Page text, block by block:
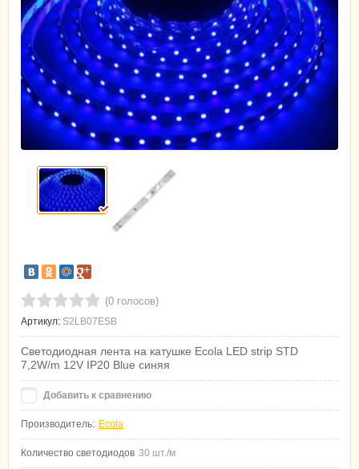
(0 голосов)
Артикул: S2LB07ESB
Светодиодная лента на катушке Ecola LED strip STD
7,2W/m 12V IP20 Blue синяя
Добавить к сравнению
Производитель: Ecola
Количество светодиодов 30 шт./м